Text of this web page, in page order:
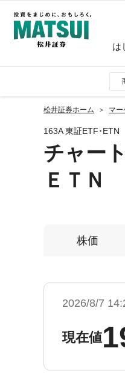
は
松井証券ホーム マ
163A 東証ETF･ETN
チャー
ＥＴＮ
株価
2026/8/7
現在値